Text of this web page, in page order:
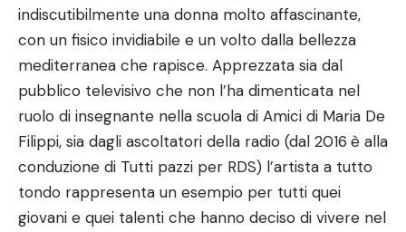
indiscutibilmente una donna molto affascinante,
con un fisico invidiabile e un volto dalla bellezza
mediterranea che rapisce. Apprezzata sia dal
pubblico televisivo che non l’ha dimenticata nel
ruolo di insegnante nella scuola di Amici di Maria De
Filippi, sia dagli ascoltatori della radio (dal 2016 è alla
conduzione di Tutti pazzi per RDS) l’artista a tutto
tondo rappresenta un esempio per tutti quei
giovani e quei talenti che hanno deciso di vivere nel